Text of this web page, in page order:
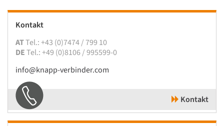
Kontakt
ATTel.: +43 (0)7474 / 799 10
DETel.: +49 (0)8106 / 995599-0
info@knapp-verbinder.com
Kontakt